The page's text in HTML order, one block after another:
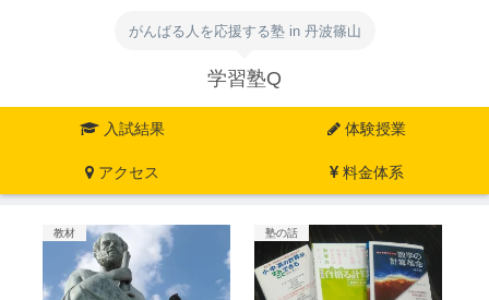
がんばる人を応援する塾 in 丹波篠山
学習塾Q
入試結果 体験授業
アクセス 料金体系
教材 塾の話